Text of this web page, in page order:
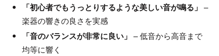
「初心者でもうっとりするような美しい音が鳴る」 –
楽器の響きの良さを実感
「音のバランスが非常に良い」 – 低音から高音まで
均等に響く